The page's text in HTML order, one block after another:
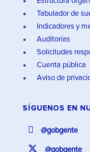
Tabulador de
Indicadores y
Auditorías
Solicitudes
Cuenta pública
Aviso de
SÍGUENOS EN
@gobgente
@gobgente